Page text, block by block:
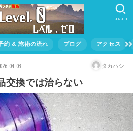
約 & 施術の流れ ブログ アクセス
SEARCH
タカハシ
交換では治らない